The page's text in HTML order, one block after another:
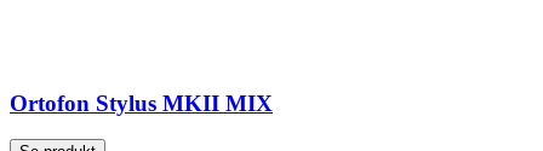
Ortofon Stylus MKII MIX